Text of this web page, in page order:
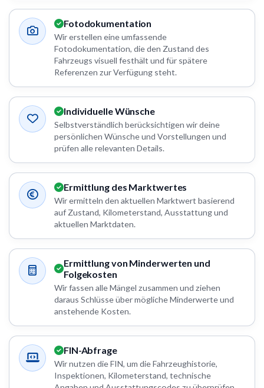
Fotodokumentation
Wir erstellen eine umfassende
Fotodokumentation, die den Zustand des
Fahrzeugs visuell festhält und für spätere
Referenzen zur Verfügung steht.
Individuelle Wünsche
Selbstverständlich berücksichtigen wir deine
persönlichen Wünsche und Vorstellungen und
prüfen alle relevanten Details.
Ermittlung des Marktwertes
Wir ermitteln den aktuellen Marktwert basierend
auf Zustand, Kilometerstand, Ausstattung und
aktuellen Marktdaten.
Ermittlung von Minderwerten und
Folgekosten
Wir fassen alle Mängel zusammen und ziehen
daraus Schlüsse über mögliche Minderwerte und
anstehende Kosten.
FIN-Abfrage
Wir nutzen die FIN, um die Fahrzeughistorie,
Inspektionen, Kilometerstand, technische